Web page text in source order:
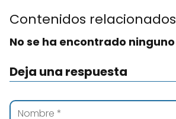
Contenidos relacionados
No se ha encontrado ninguno
Deja una respuesta